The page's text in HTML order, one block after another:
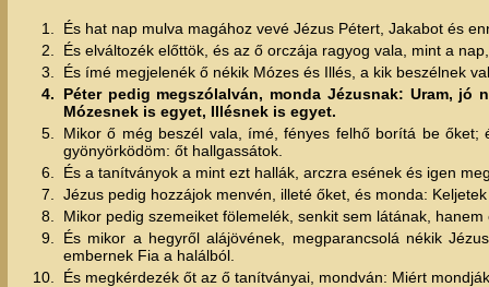
1.
És hat nap mulva magához vevé Jézus Pétert, Jakabot és
2.
És elváltozék előttök, és az ő orczája ragyog vala, mint a
3.
És ímé megjelenék ő nékik Mózes és Illés, a kik beszélnek
4.
Péter pedig megszólalván, monda Jézusnak: Uram,
Mózesnek is egyet, Illésnek is egyet.
5.
Mikor ő még beszél vala, ímé, fényes felhő borítá be
gyönyörködöm: őt hallgassátok.
6.
És a tanítványok a mint ezt hallák, arczra esének és igen
7.
Jézus pedig hozzájok menvén, illeté őket, és monda:
8.
Mikor pedig szemeiket fölemelék, senkit sem látának,
9.
És mikor a hegyről alájövének, megparancsolá nékik
embernek Fia a halálból.
10.
És megkérdezék őt az ő tanítványai, mondván: Miért